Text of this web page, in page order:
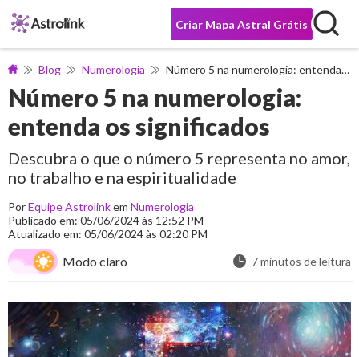
Criar Mapa Astral Grátis
Blog Numerologia Número 5 na numerologia: entenda os significados
Número 5 na numerologia:
entenda os significados
Descubra o que o número 5 representa no amor,
no trabalho e na espiritualidade
PorEquipe Astrolinkem Numerologia
Publicado em: 05/06/2024 às 12:52 PM
Atualizado em: 05/06/2024 às 02:20 PM
Modo claro 7 minutos de leitura